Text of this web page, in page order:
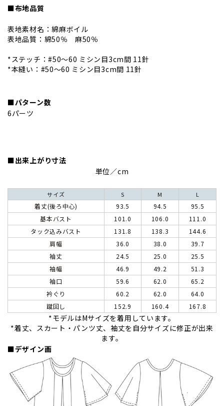
■布地品質
表地素材名：綿麻ボイル
表地品質：綿50％ 麻50％
*ステッチ：#50～60 ミシン目3cm間 11針
*本縫い：#50～60 ミシン目3cm間 11針
■パターン数
6パーツ
■出来上がり寸法
単位／cm
サイズ S M L
着丈(後ろ中心) 93.5 94.5
95.5
基本バスト
101.0 106.0
111.0
タック込みバスト
131.8 138.3
144.6
肩幅
36.0 38.0
39.7
袖丈
24.5 25.0
25.5
袖幅
46.9 49.2
51.3
袖口
59.6 62.0
65.2
衿ぐり
60.2 62.0
64.0
蹴回し
152.9 160.4 167.8
*モデルはMサイズを着用しています。
*着丈、スカート・パンツ丈、袖丈を自分サイズに修正が出来
ます。
■デザイン画